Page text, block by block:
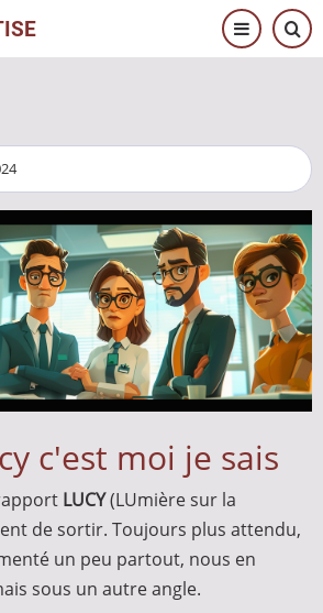
c'est moi je sais
LUCY(LUmière sur la
de sortir. Toujours plus attendu,
un peu partout, nous en
sous un autre angle.